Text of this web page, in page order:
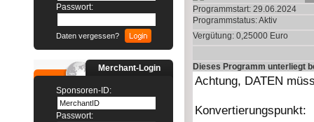
Passwort:
Daten vergessen?
Merchant-Login
Sponsoren-ID:
Passwort:
Programmstart: 29.06.2024
Programmstatus:Aktiv
Vergütung: 0,25000 Euro
Dieses Programm unterliegt